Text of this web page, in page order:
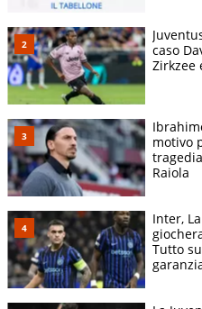
caso
Zirkzee
motivo
Raiola
Inter,
Tutto